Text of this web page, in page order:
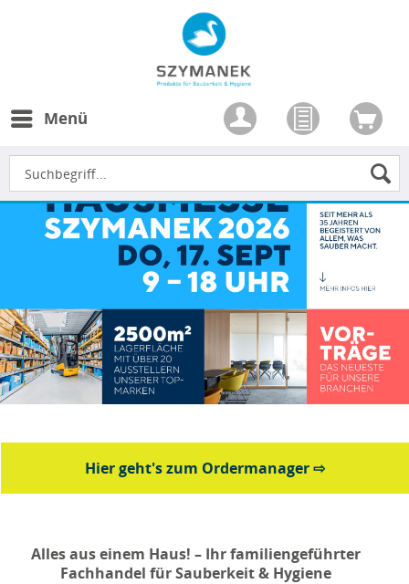
Menü
Ihr findet uns jetzt auch auf
Media
Zur Facebook Seite ►
Zur Instagram Seite ►
Alles aus einem Haus! – Ihr familiengeführter
Fachhandel für Sauberkeit & Hygiene
Hier geht's zum Ordermanager ⇨